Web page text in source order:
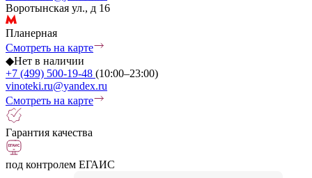
Воротынская ул., д 16
Планерная
Смотреть на карте
◆Нет в наличии
+7 (499) 500-19-48 (10:00–23:00)
vinoteki.ru@yandex.ru
Смотреть на карте
Гарантия качества
под контролем ЕГАИС